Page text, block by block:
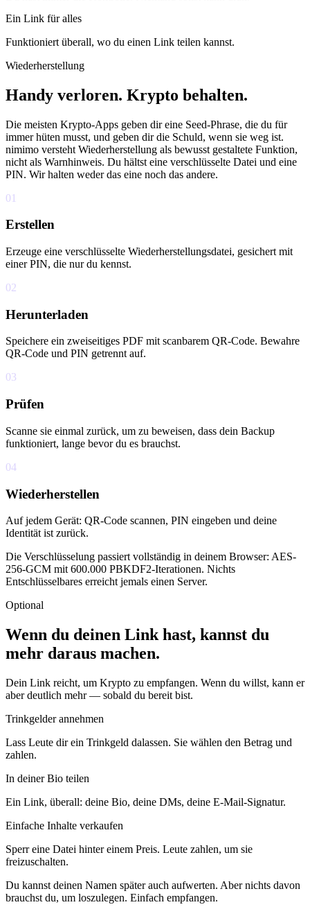
Ein Link für alles
Funktioniert überall, wo du einen Link teilen kannst.
Wiederherstellung
Handy verloren. Krypto behalten.
Die meisten Krypto-Apps geben dir eine Seed-Phrase, die du für
immer hüten musst, und geben dir die Schuld, wenn sie weg ist.
nimimo versteht Wiederherstellung als bewusst gestaltete Funktion,
nicht als Warnhinweis. Du hältst eine verschlüsselte Datei und eine
PIN. Wir halten weder das eine noch das andere.
01
Erstellen
Erzeuge eine verschlüsselte Wiederherstellungsdatei, gesichert mit
einer PIN, die nur du kennst.
02
Herunterladen
Speichere ein zweiseitiges PDF mit scanbarem QR-Code. Bewahre
QR-Code und PIN getrennt auf.
03
Prüfen
Scanne sie einmal zurück, um zu beweisen, dass dein Backup
funktioniert, lange bevor du es brauchst.
04
Wiederherstellen
Auf jedem Gerät: QR-Code scannen, PIN eingeben und deine
Identität ist zurück.
Die Verschlüsselung passiert vollständig in deinem Browser: AES-
256-GCM mit 600.000 PBKDF2-Iterationen. Nichts
Entschlüsselbares erreicht jemals einen Server.
Optional
Wenn du deinen Link hast, kannst du
mehr daraus machen.
Dein Link reicht, um Krypto zu empfangen. Wenn du willst, kann er
aber deutlich mehr — sobald du bereit bist.
Trinkgelder annehmen
Lass Leute dir ein Trinkgeld dalassen. Sie wählen den Betrag und
zahlen.
In deiner Bio teilen
Ein Link, überall: deine Bio, deine DMs, deine E-Mail-Signatur.
Einfache Inhalte verkaufen
Sperr eine Datei hinter einem Preis. Leute zahlen, um sie
freizuschalten.
Du kannst deinen Namen später auch aufwerten. Aber nichts davon
brauchst du, um loszulegen. Einfach empfangen.